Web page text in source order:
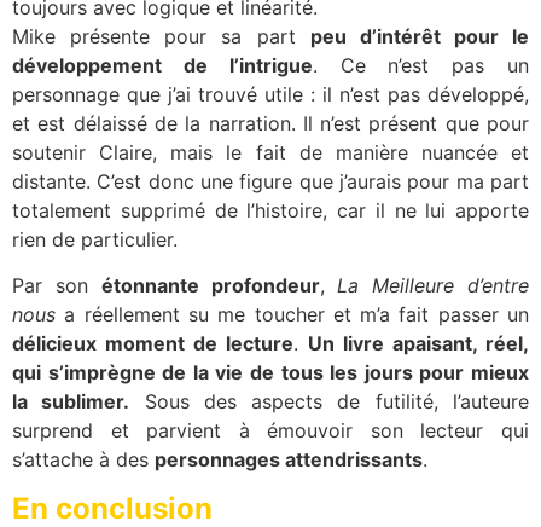
toujours avec logique et linéarité.
Mike présente pour sa part peu d’intérêt pour le
développement de l’intrigue. Ce n’est pas un
personnage que j’ai trouvé utile : il n’est pas développé,
et est délaissé de la narration. Il n’est présent que pour
soutenir Claire, mais le fait de manière nuancée et
distante. C’est donc une figure que j’aurais pour ma part
totalement supprimé de l’histoire, car il ne lui apporte
rien de particulier.
Par son étonnante profondeur,La Meilleure d’entre
nous a réellement su me toucher et m’a fait passer un
délicieux moment de lecture. Un livre apaisant, réel,
qui s’imprègne de la vie de tous les jours pour mieux
la sublimer. Sous des aspects de futilité, l’auteure
surprend et parvient à émouvoir son lecteur qui
s’attache à des personnages attendrissants.
En conclusion